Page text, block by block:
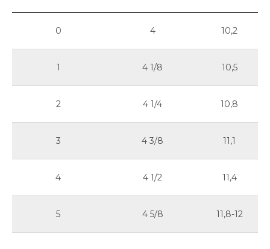
0 4 10,2
1 4 1/8 10,5
2 4 1/4 10,8
3 4 3/8 11,1
4 4 1/2 11,4
5 4 5/8 11,8-12